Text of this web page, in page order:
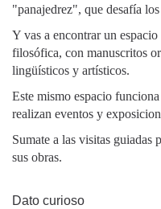
"panajedrez", que desafía
Y vas a encontrar un
filosófica, con manuscritos
lingüísticos y artísticos.
Este mismo espacio
realizan eventos y
Sumate a las visitas
sus obras.
Dato curioso